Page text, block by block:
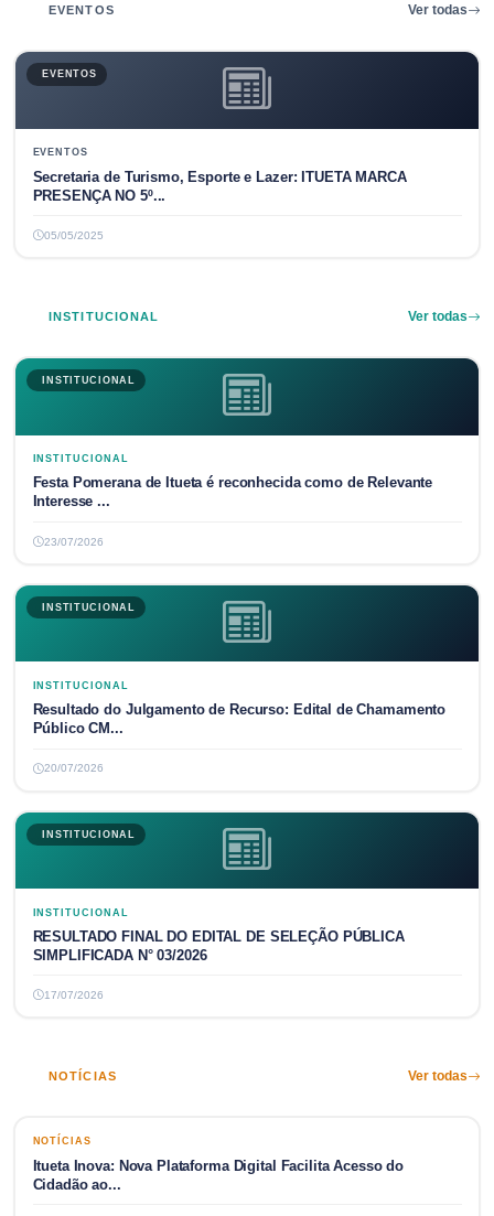
EVENTOS Ver todas
EVENTOS
EVENTOS
Secretaria de Turismo, Esporte e Lazer: ITUETA MARCA
PRESENÇA NO 5º...
05/05/2025
INSTITUCIONAL Ver todas
INSTITUCIONAL
INSTITUCIONAL
Festa Pomerana de Itueta é reconhecida como de Relevante
Interesse ...
23/07/2026
INSTITUCIONAL
INSTITUCIONAL
Resultado do Julgamento de Recurso: Edital de Chamamento
Público CM...
20/07/2026
INSTITUCIONAL
INSTITUCIONAL
RESULTADO FINAL DO EDITAL DE SELEÇÃO PÚBLICA
SIMPLIFICADA N° 03/2026
17/07/2026
NOTÍCIAS Ver todas
NOTÍCIAS
NOTÍCIAS
Itueta Inova: Nova Plataforma Digital Facilita Acesso do
Cidadão ao...